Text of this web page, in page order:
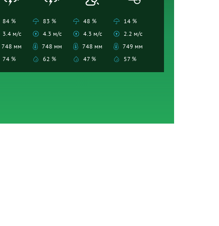
84 %
3.4 м/с
748 мм
74 %
83 %
4.3 м/с
748 мм
62 %
48 %
4.3 м/с
748 мм
47 %
14 %
2.2 м/с
749 мм
57 %